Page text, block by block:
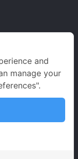
การคุ้มครอง
คคล
and
manage your